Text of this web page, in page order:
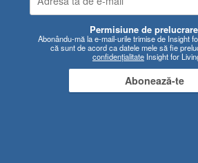
Permisiune de
Abonându-mă la e-mail-urile trimise de Insight
că sunt de acord ca datele mele să fie
confidențialitate Insight for